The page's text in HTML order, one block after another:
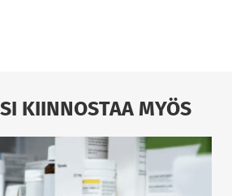
KIINNOSTAA MYÖS